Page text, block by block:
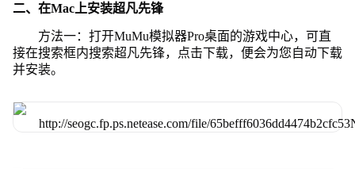
二、在Mac上安装超凡先锋
方法一：打开MuMu模拟器Pro桌面的游戏中心，可直
接在搜索框内搜索超凡先锋，点击下载，便会为您自动下载
并安装。